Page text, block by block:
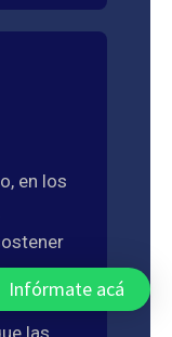
en los
Sin
Infórmate acá